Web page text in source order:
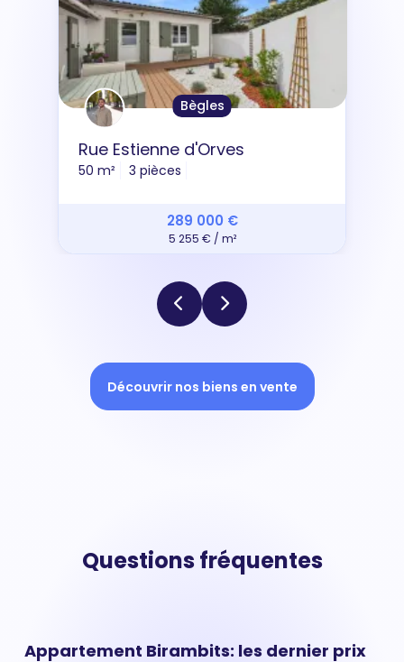
Bègles
Rue Estienne d'Orves
50 m² 3 pièces
289 000 €
5 255 € / m²
Découvrir nos biens en vente
Questions fréquentes
Appartement Birambits: les dernier prix